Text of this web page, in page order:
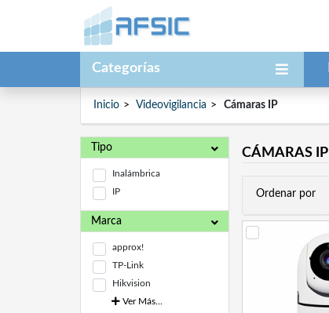
Categorías
Inicio Videovigilancia Cámaras IP
Tipo
Inalámbrica
IP
Marca
approx!
TP-Link
Hikvision
Ver Más...
CÁMARAS IP
Ordenar por